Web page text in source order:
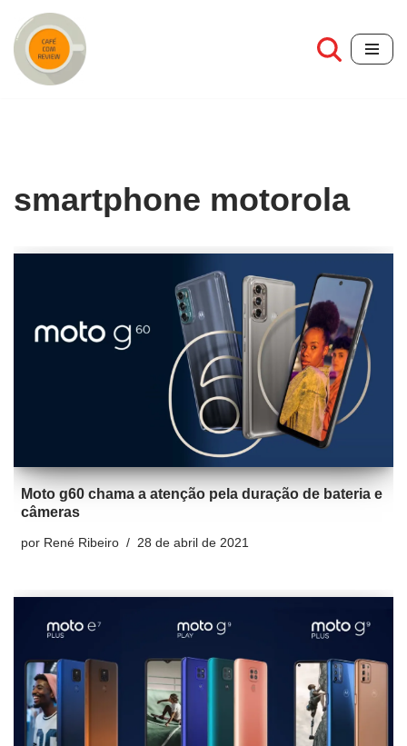
Pular
para
smartphone motorola
Moto g60 chama a atenção pela duração de bateria e
câmeras
por René Ribeiro 28 de abril de 2021